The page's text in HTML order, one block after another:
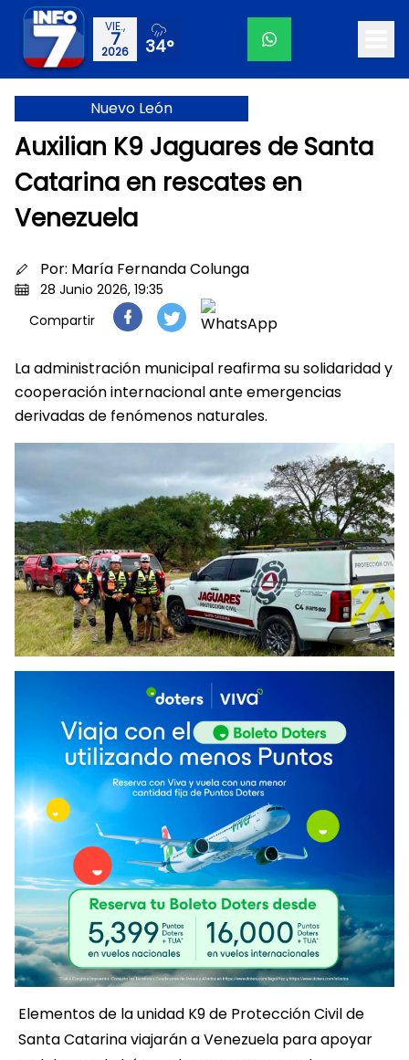
VIE.,
7
2026 34°
Nuevo León
Auxilian K9 Jaguares de Santa
Catarina en rescates en
Venezuela
Por: María Fernanda Colunga
28 Junio 2026, 19:35
Compartir
La administración municipal reafirma su solidaridad y
cooperación internacional ante emergencias
derivadas de fenómenos naturales.
Elementos de la unidad K9 de Protección Civil de
Santa Catarina viajarán a Venezuela para apoyar